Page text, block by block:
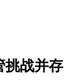
挑战并存